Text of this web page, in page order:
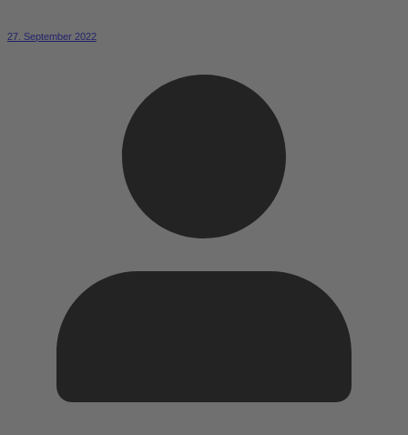
27. September 2022